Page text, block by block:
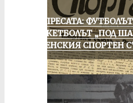
ОТ ПРЕСАТА:
БАСКЕТБОЛЪТ „ПОД
РУСЕНСКИЯ СПОРТЕН